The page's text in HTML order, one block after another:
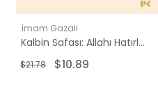
$5.00 - $10.00
$11.00 - $15.00
İmam Gazali
Kalbin Safası: Allahı Hatırlamak ve Uyanış - Mükaşefetü'l-Kulub'den
$10.89
$21.78